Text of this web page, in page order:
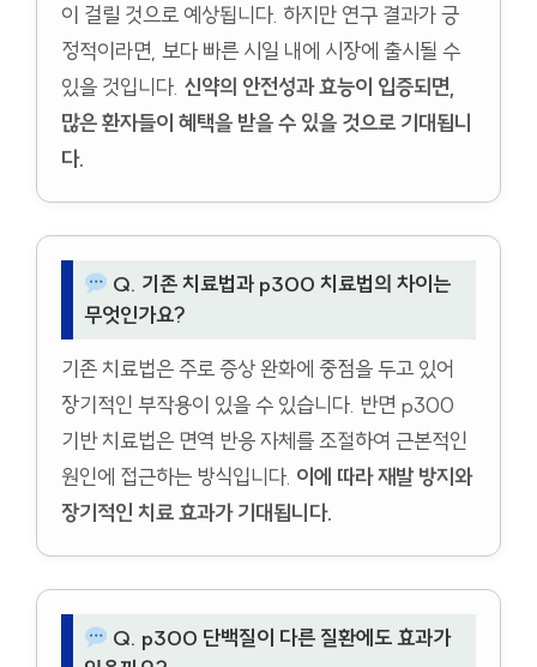
이 걸릴 것으로 예상됩니다. 하지만 연구 결과가 긍
정적이라면, 보다 빠른 시일 내에 시장에 출시될 수
있을 것입니다. 신약의 안전성과 효능이 입증되면,
많은 환자들이 혜택을 받을 수 있을 것으로 기대됩니
다.
Q. 기존 치료법과 p300 치료법의 차이는
무엇인가요?
기존 치료법은 주로 증상 완화에 중점을 두고 있어
장기적인 부작용이 있을 수 있습니다. 반면 p300
기반 치료법은 면역 반응 자체를 조절하여 근본적인
원인에 접근하는 방식입니다. 이에 따라 재발 방지와
장기적인 치료 효과가 기대됩니다.
Q. p300 단백질이 다른 질환에도 효과가